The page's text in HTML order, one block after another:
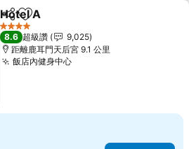
分享 加入我的最愛
Hotel A
4 星級
8.6 超級讚
9,025
距離鹿耳門天后宮 9.1 公里
飯店內健身中心